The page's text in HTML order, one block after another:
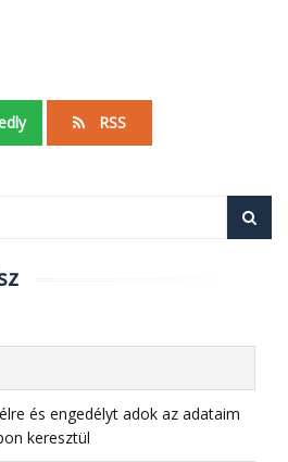
RSS
és engedélyt adok az adataim
keresztül